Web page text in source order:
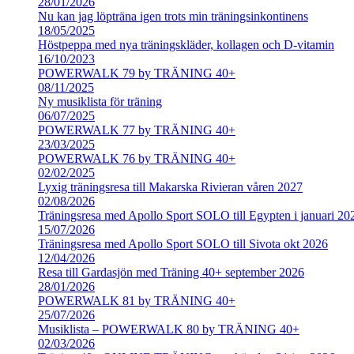
Nu kan jag löpträna igen trots min träningsinkontinens
18/05/2025
Höstpeppa med nya träningskläder, kollagen och D-vitamin
16/10/2023
POWERWALK 79 by TRÄNING 40+
08/11/2025
Ny musiklista för träning
06/07/2025
POWERWALK 77 by TRÄNING 40+
23/03/2025
POWERWALK 76 by TRÄNING 40+
02/02/2025
Lyxig träningsresa till Makarska Rivieran våren 2027
02/08/2026
Träningsresa med Apollo Sport SOLO till Egypten i januari
15/07/2026
Träningsresa med Apollo Sport SOLO till Sivota okt 2026
12/04/2026
Resa till Gardasjön med Träning 40+ september 2026
28/01/2026
POWERWALK 81 by TRÄNING 40+
25/07/2026
Musiklista – POWERWALK 80 by TRÄNING 40+
02/03/2026